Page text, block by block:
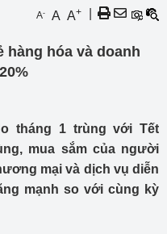
A- A A+
hàng hóa và doanh
tháng 1 trùng với Tết
mua sắm của người
mại và dịch vụ diễn
mạnh so với cùng kỳ